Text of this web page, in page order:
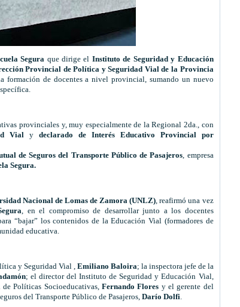
Segura que dirige el Instituto de Seguridad y Educación
Provincial de Política y Seguridad Vial de la Provincia
formación de docentes a nivel provincial, sumando un nuevo
provinciales y, muy especialmente de la Regional 2da., con
Vialy declarado de Interés Educativo Provincial por
de Seguros del Transporte Público de Pasajeros, empresa
Segura.
Nacional de Lomas de Zamora (UNLZ), reafirmó una vez
, en el compromiso de desarrollar junto a los docentes
“bajar” los contenidos de la Educación Vial (formadores de
educativa.
y Seguridad Vial , Emiliano Baloira; la inspectora jefe de la
; el director del Instituto de Seguridad y Educación Vial,
Políticas Socioeducativas,Fernando Flores y el gerente del
del Transporte Público de Pasajeros,Darío Dolfi.